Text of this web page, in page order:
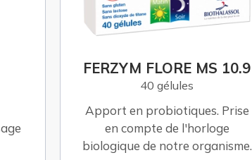
FERZYM FLORE MS 10.9
40 gélules
Apport en probiotiques. Prise
en compte de l'horloge
biologique de notre organisme.